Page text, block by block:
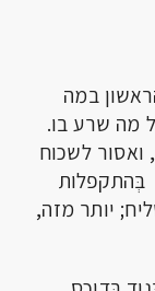
במה
מה שרע בו.
לשכוח
בְּהתקפלות
יותר מזה,